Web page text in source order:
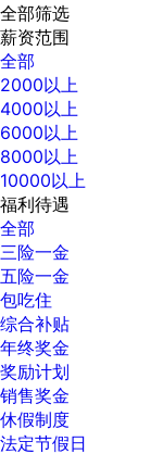
全部筛选
薪资范围
全部
2000以上
4000以上
6000以上
8000以上
10000以上
福利待遇
全部
三险一金
五险一金
包吃住
综合补贴
年终奖金
奖励计划
销售奖金
休假制度
法定节假日